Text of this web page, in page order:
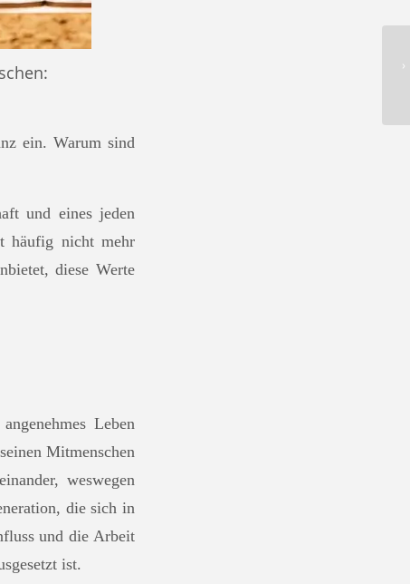
ein. Warum sind
und eines jeden
häufig nicht mehr
diese Werte
Leben
Mitmenschen
weswegen
die sich in
und die Arbeit
ist.